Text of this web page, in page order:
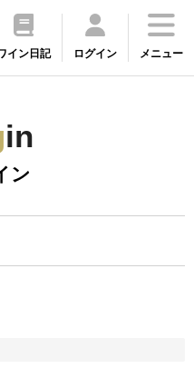
イン日記 ログイン メニュー
in
ン